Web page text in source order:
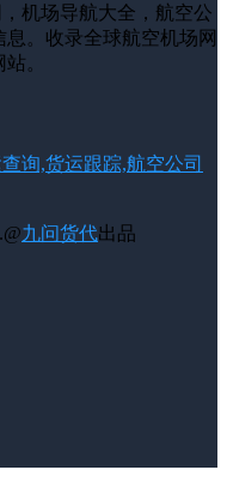
机场导航大全，航空公
。收录全球航空机场网
。
询,货运跟踪,航空公司
九问货代出品